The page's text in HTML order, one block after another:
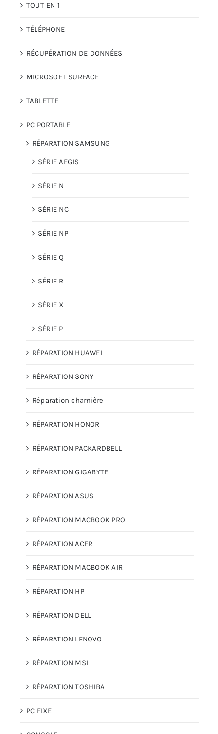
TOUT EN 1
TÉLÉPHONE
RÉCUPÉRATION DE DONNÉES
MICROSOFT SURFACE
TABLETTE
PC PORTABLE
RÉPARATION SAMSUNG
SÉRIE AEGIS
SÉRIE N
SÉRIE NC
SÉRIE NP
SÉRIE Q
SÉRIE R
SÉRIE X
SÉRIE P
RÉPARATION HUAWEI
RÉPARATION SONY
Réparation charnière
RÉPARATION HONOR
RÉPARATION PACKARDBELL
RÉPARATION GIGABYTE
RÉPARATION ASUS
RÉPARATION MACBOOK PRO
RÉPARATION ACER
RÉPARATION MACBOOK AIR
RÉPARATION HP
RÉPARATION DELL
RÉPARATION LENOVO
RÉPARATION MSI
RÉPARATION TOSHIBA
PC FIXE